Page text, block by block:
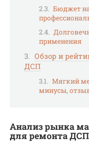
Бюджет
применения
Обзор и
ДСП
Мягкий
минусы,
Анализ рынка
для ремонта ДСП